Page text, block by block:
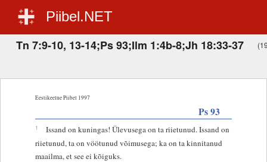
Piibel.NET
Tn 7:9-10, 13-14;Ps 93;Ilm 1:4b-8;Jh 18:33-37
Eestikeelne Piibel 1997
Ps 93
1
Issand on kuningas! Ülevusega on ta riietunud. Issand on
riietunud, ta on vöötunud võimusega; ka on ta kinnitanud
maailma, et see ei kõiguks.